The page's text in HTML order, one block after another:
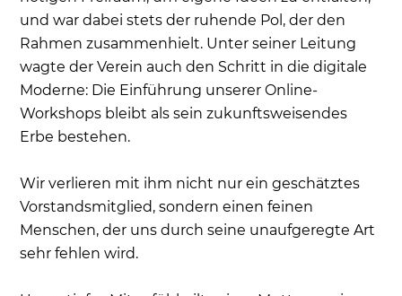
und war dabei stets der ruhende Pol, der den
Rahmen zusammenhielt. Unter seiner Leitung
wagte der Verein auch den Schritt in die digitale
Moderne: Die Einführung unserer Online-
Workshops bleibt als sein zukunftsweisendes
Erbe bestehen.
Wir verlieren mit ihm nicht nur ein geschätztes
Vorstandsmitglied, sondern einen feinen
Menschen, der uns durch seine unaufgeregte Art
sehr fehlen wird.